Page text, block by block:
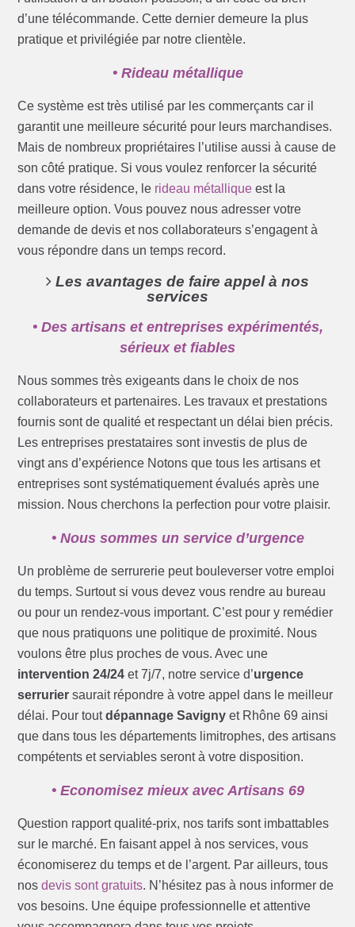
d’une télécommande. Cette dernier demeure la plus
pratique et privilégiée par notre clientèle.
• Rideau métallique
Ce système est très utilisé par les commerçants car il
garantit une meilleure sécurité pour leurs marchandises.
Mais de nombreux propriétaires l’utilise aussi à cause de
son côté pratique. Si vous voulez renforcer la sécurité
dans votre résidence, le rideau métallique est la
meilleure option. Vous pouvez nous adresser votre
demande de devis et nos collaborateurs s’engagent à
vous répondre dans un temps record.
Les avantages de faire appel à nos
services
• Des artisans et entreprises expérimentés,
sérieux et fiables
Nous sommes très exigeants dans le choix de nos
collaborateurs et partenaires. Les travaux et prestations
fournis sont de qualité et respectant un délai bien précis.
Les entreprises prestataires sont investis de plus de
vingt ans d’expérience Notons que tous les artisans et
entreprises sont systématiquement évalués après une
mission. Nous cherchons la perfection pour votre plaisir.
• Nous sommes un service d’urgence
Un problème de serrurerie peut bouleverser votre emploi
du temps. Surtout si vous devez vous rendre au bureau
ou pour un rendez-vous important. C’est pour y remédier
que nous pratiquons une politique de proximité. Nous
voulons être plus proches de vous. Avec une
intervention 24/24 et 7j/7, notre service d’urgence
serrurier saurait répondre à votre appel dans le meilleur
délai. Pour toutdépannage Savigny et Rhône 69 ainsi
que dans tous les départements limitrophes, des artisans
compétents et serviables seront à votre disposition.
• Economisez mieux avec Artisans 69
Question rapport qualité-prix, nos tarifs sont imbattables
sur le marché. En faisant appel à nos services, vous
économiserez du temps et de l’argent. Par ailleurs, tous
nosdevis sont gratuits. N’hésitez pas à nous informer de
vos besoins. Une équipe professionnelle et attentive